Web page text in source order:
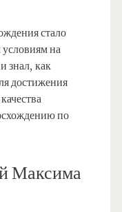
стало
на
знал, как
достижения
по
Максима